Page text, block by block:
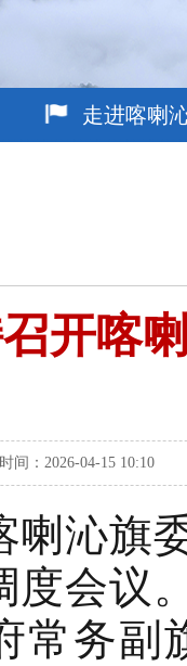
走进喀喇
开喀
间：2026-04-15 10:10
喇沁旗
度会议
常务副